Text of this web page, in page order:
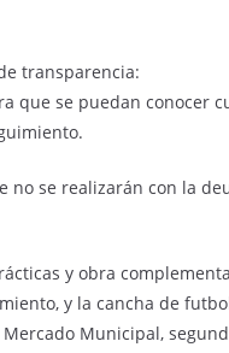
transparencia:
se puedan conocer
no se realizarán con la
y obra
y la cancha de
Municipal,